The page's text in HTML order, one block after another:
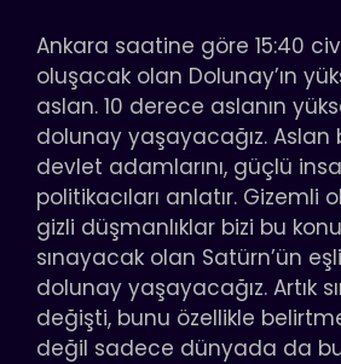
Ankara saatine göre 15:40
oluşacak olan Dolunay’ın
aslan. 10 derece aslanın
dolunay yaşayacağız. Aslan
devlet adamlarını, güçlü
politikacıları anlatır. Gizemli
gizli düşmanlıklar bizi bu
sınayacak olan Satürn’ün
dolunay yaşayacağız. Artık
değişti, bunu özellikle
değil sadece dünyada da